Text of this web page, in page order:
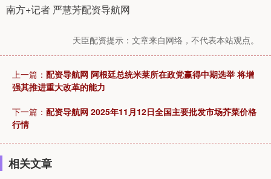
南方+记者 严慧芳配资导航网
天臣配资提示：文章来自网络，不代表本站观点。
上一篇： 配资导航网 阿根廷总统米莱所在政党赢得中期选举 将增
强其推进重大改革的能力
下一篇： 配资导航网 2025年11月12日全国主要批发市场芥菜价格
行情
相关文章